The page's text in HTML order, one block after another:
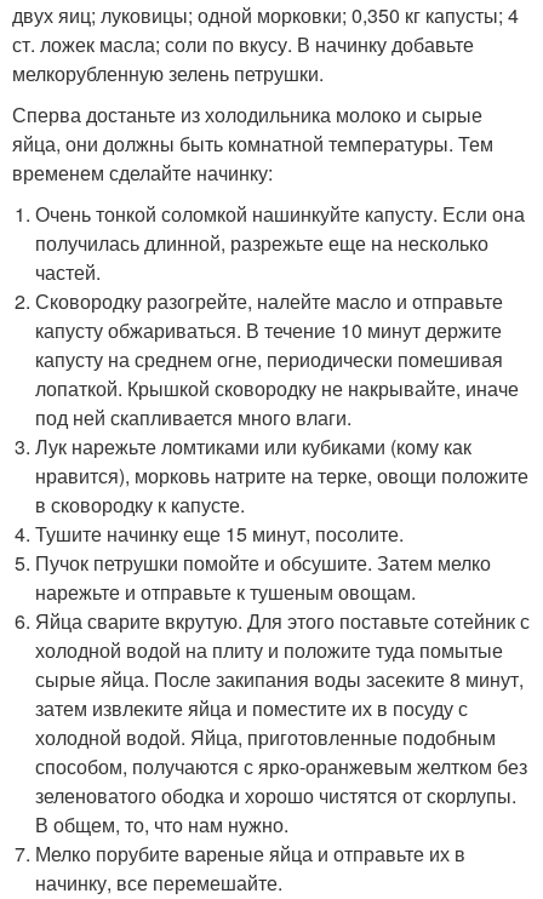
двух яиц; луковицы; одной морковки; 0,350 кг капусты; 4
ст. ложек масла; соли по вкусу. В начинку добавьте
мелкорубленную зелень петрушки.
Сперва достаньте из холодильника молоко и сырые
яйца, они должны быть комнатной температуры. Тем
временем сделайте начинку:
Очень тонкой соломкой нашинкуйте капусту. Если она
получилась длинной, разрежьте еще на несколько
частей.
Сковородку разогрейте, налейте масло и отправьте
капусту обжариваться. В течение 10 минут держите
капусту на среднем огне, периодически помешивая
лопаткой. Крышкой сковородку не накрывайте, иначе
под ней скапливается много влаги.
Лук нарежьте ломтиками или кубиками (кому как
нравится), морковь натрите на терке, овощи положите
в сковородку к капусте.
Тушите начинку еще 15 минут, посолите.
Пучок петрушки помойте и обсушите. Затем мелко
нарежьте и отправьте к тушеным овощам.
Яйца сварите вкрутую. Для этого поставьте сотейник с
холодной водой на плиту и положите туда помытые
сырые яйца. После закипания воды засеките 8 минут,
затем извлеките яйца и поместите их в посуду с
холодной водой. Яйца, приготовленные подобным
способом, получаются с ярко-оранжевым желтком без
зеленоватого ободка и хорошо чистятся от скорлупы.
В общем, то, что нам нужно.
Мелко порубите вареные яйца и отправьте их в
начинку, все перемешайте.